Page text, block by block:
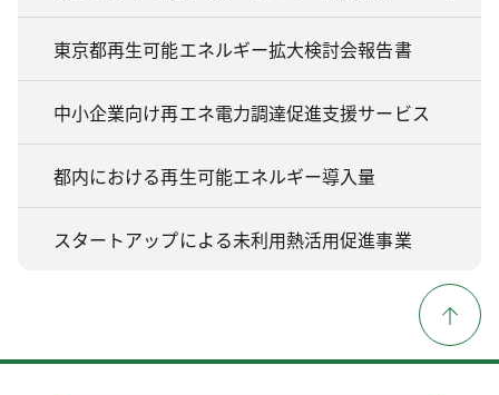
東京都再生可能エネルギー拡大検討会報告書
中小企業向け再エネ電力調達促進支援サービス
都内における再生可能エネルギー導入量
スタートアップによる未利用熱活用促進事業